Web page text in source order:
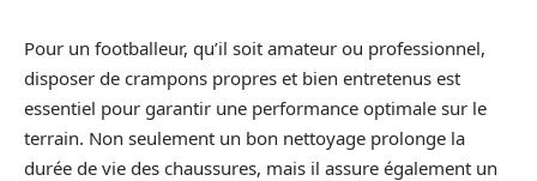
Pour un footballeur, qu’il soit amateur ou professionnel,
disposer de crampons propres et bien entretenus est
essentiel pour garantir une performance optimale sur le
terrain. Non seulement un bon nettoyage prolonge la
durée de vie des chaussures, mais il assure également un